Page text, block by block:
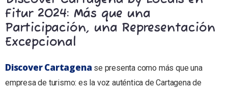
Fitur 2024: Más que una
Participación, una Representación
Excepcional
Discover Cartagena se presenta como más que una
empresa de turismo: es la voz auténtica de Cartagena de